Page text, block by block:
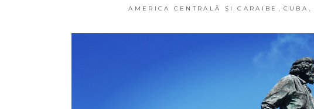
AMERICA CENTRALĂ ȘI CARAIBE CUBA